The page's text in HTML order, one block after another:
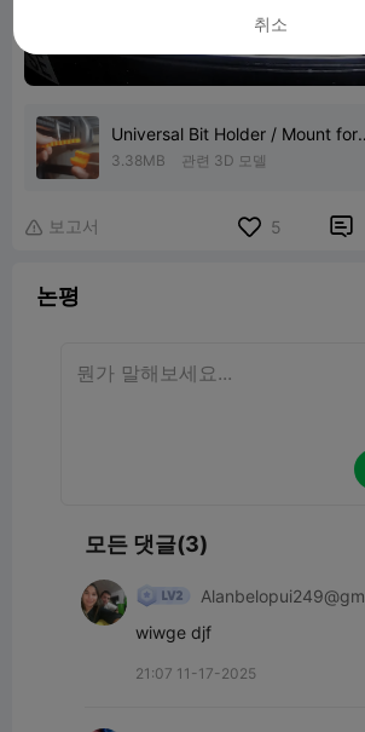
Universal Bit Holder / Mount for
Multiboard
3.38MB 관련 3D 모델
 보고서 5 
논평
모든 댓글(3)
wiwge djf
21:07 11-17-2025
취소